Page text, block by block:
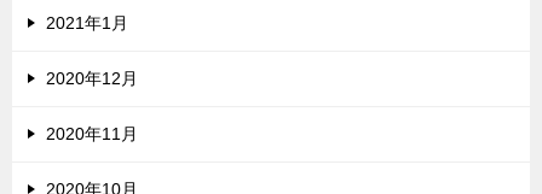
2021年1月
2020年12月
2020年11月
2020年10月